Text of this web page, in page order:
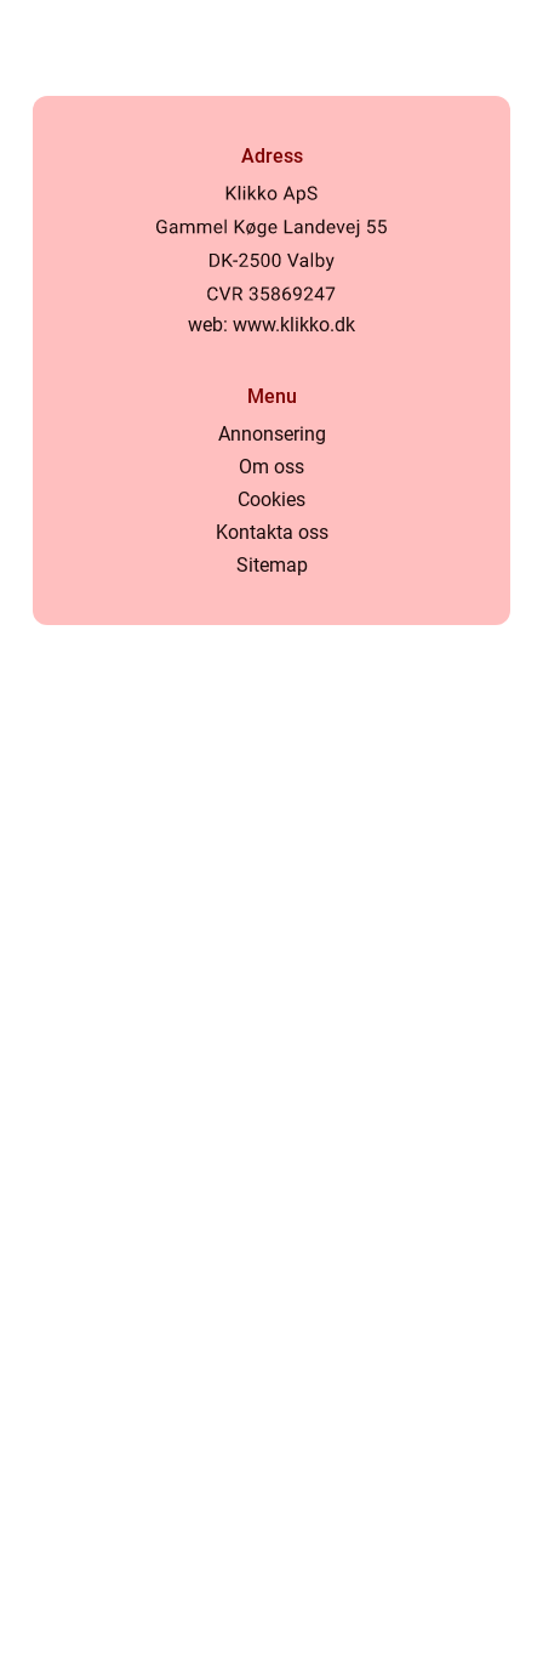
Adress
web: www.klikko.dk
Menu
Annonsering
Om oss
Cookies
Kontakta oss
Sitemap